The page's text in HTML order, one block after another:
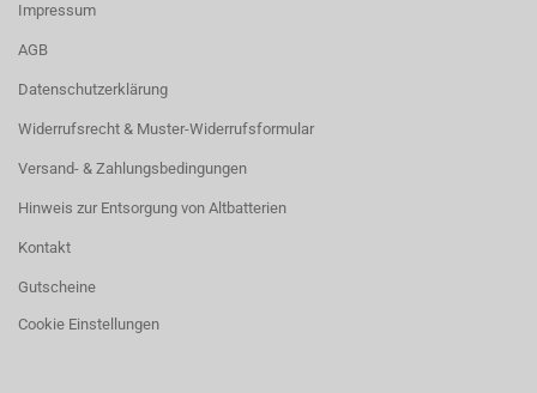
Impressum
AGB
Datenschutzerklärung
Widerrufsrecht & Muster-Widerrufsformular
Versand- & Zahlungsbedingungen
Hinweis zur Entsorgung von Altbatterien
Kontakt
Gutscheine
Cookie Einstellungen